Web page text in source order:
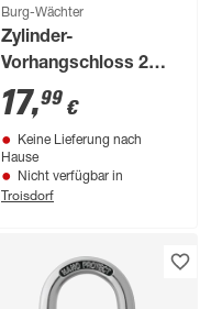
Burg-Wächter
Zylinder-
Vorhangschloss 217
50.SB
17,99 €
Keine Lieferung nach
Hause
Nicht verfügbar in
Troisdorf